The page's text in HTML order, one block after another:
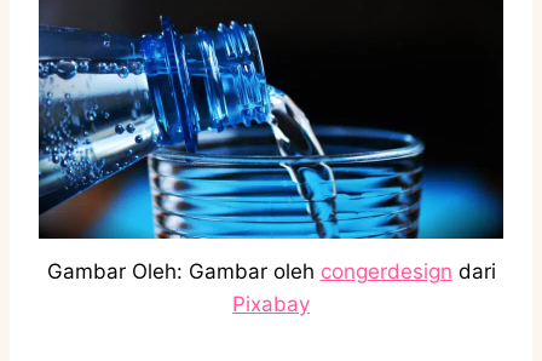
Gambar Oleh: Gambar oleh congerdesign dari
Pixabay